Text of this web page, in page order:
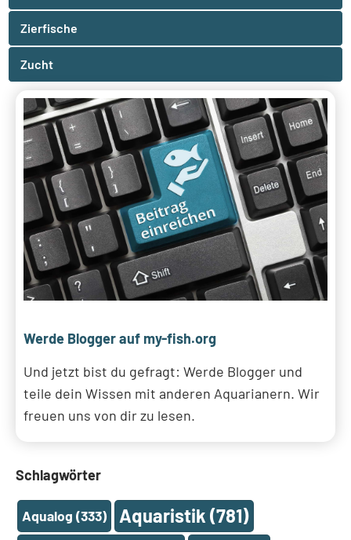
Zierfische
Zucht
Werde Blogger auf my-fish.org
Und jetzt bist du gefragt: Werde Blogger und
teile dein Wissen mit anderen Aquarianern. Wir
freuen uns von dir zu lesen.
Schlagwörter
Aqualog (333) Aquaristik (781)